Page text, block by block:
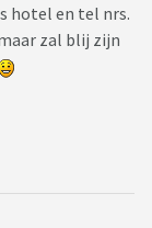
hotel en tel nrs.
zal blij zijn